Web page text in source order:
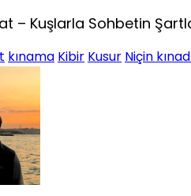
– Kuşlarla Sohbetin
kınama Kibir Kusur Niçin